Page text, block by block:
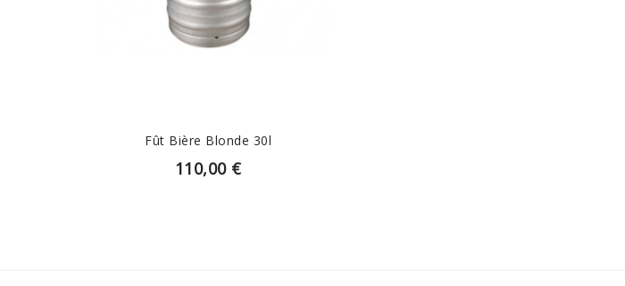
AJOUTER AU PANIER
Fût Bière Blonde 30l
110,00 €